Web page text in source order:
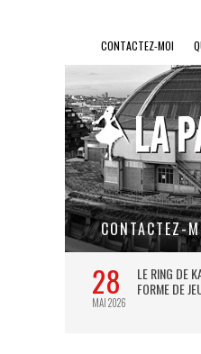
CONTACTEZ-MOI
CONTACTEZ-
28
MAI 2026
LE RING DE
FORME DE